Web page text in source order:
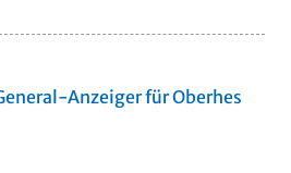
Anzeiger für Oberhes